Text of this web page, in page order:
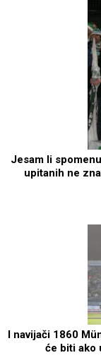
Jesam li
upitanih ne
I navijači 1860
će biti ako